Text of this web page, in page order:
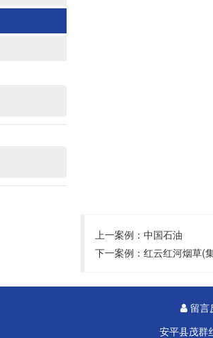
上一案例： 中国石油
下一案例： 红云红河烟草(
留言
安平县茂群